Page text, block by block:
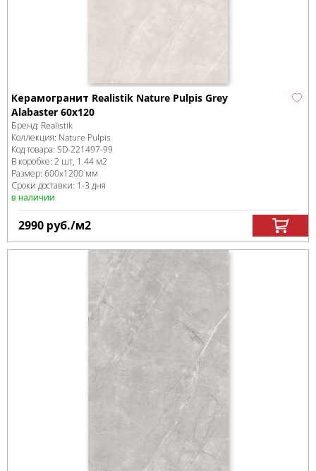
Керамогранит Realistik Nature Pulpis Grey
Alabaster 60x120
Бренд: Realistik
Коллекция: Nature Pulpis
Код товара: SD-221497-99
В коробке: 2 шт, 1.44 м2
Размер: 600x1200 мм
Сроки доставки: 1-3 дня
в наличии
2990 руб./м2